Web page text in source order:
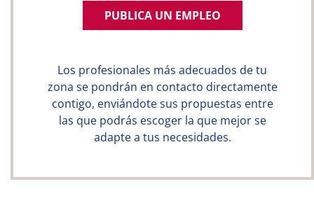
PUBLICA UN EMPLEO
Los profesionales más adecuados de tu
zona se pondrán en contacto directamente
contigo, enviándote sus propuestas entre
las que podrás escoger la que mejor se
adapte a tus necesidades.